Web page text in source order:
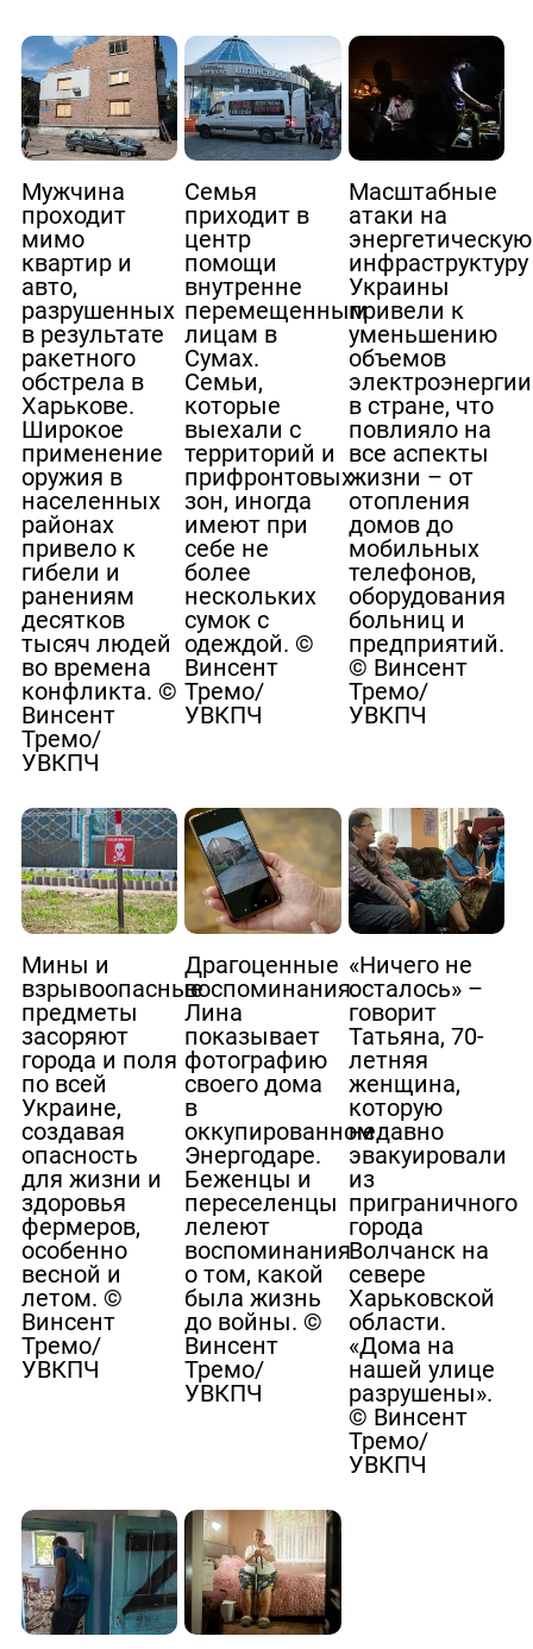
Мужчина
проходит
мимо
квартир и
авто,
разрушенных
в результате
ракетного
обстрела в
Харькове.
Широкое
применение
оружия в
населенных
районах
привело к
гибели и
ранениям
десятков
тысяч людей
во времена
конфликта. ©
Винсент
Тремо/
УВКПЧ
Семья
приходит в
центр
помощи
внутренне
перемещенным
лицам в
Сумах.
Семьи,
которые
выехали с
территорий и
прифронтовых
зон, иногда
имеют при
себе не
более
нескольких
сумок с
одеждой. ©
Винсент
Тремо/
УВКПЧ
Масштабные
атаки на
энергетическую
инфраструктуру
Украины
привели к
уменьшению
объемов
электроэнергии
в стране, что
повлияло на
все аспекты
жизни – от
отопления
домов до
мобильных
телефонов,
оборудования
больниц и
предприятий.
© Винсент
Тремо/
УВКПЧ
Мины и
взрывоопасные
предметы
засоряют
города и поля
по всей
Украине,
создавая
опасность
для жизни и
здоровья
фермеров,
особенно
весной и
летом. ©
Винсент
Тремо/
УВКПЧ
Драгоценные
воспоминания.
Лина
показывает
фотографию
своего дома
в
оккупированном
Энергодаре.
Беженцы и
переселенцы
лелеют
воспоминания
о том, какой
была жизнь
до войны. ©
Винсент
Тремо/
УВКПЧ
«Ничего не
осталось» –
говорит
Татьяна, 70-
летняя
женщина,
которую
недавно
эвакуировали
из
приграничного
города
Волчанск на
севере
Харьковской
области.
«Дома на
нашей улице
разрушены».
© Винсент
Тремо/
УВКПЧ